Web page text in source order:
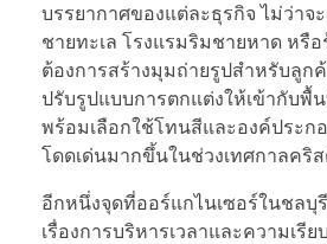
บรรยากาศของแต่ละธุรกิจ ไม่ว่าจ
ชายทะเล โรงแรมริมชายหาด หรื
ต้องการสร้างมุมถ่ายรูปสำหรับลูก
ปรับรูปแบบการตกแต่งให้เข้ากับพื้
พร้อมเลือกใช้โทนสีและองค์ประ
โดดเด่นมากขึ้นในช่วงเทศกาลคริ
อีกหนึ่งจุดที่ออร์แกไนเซอร์ในชล
เรื่องการบริหารเวลาและความเรี